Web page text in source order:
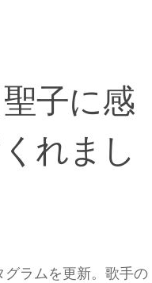
子に感
れまし
ラムを更新。歌手の